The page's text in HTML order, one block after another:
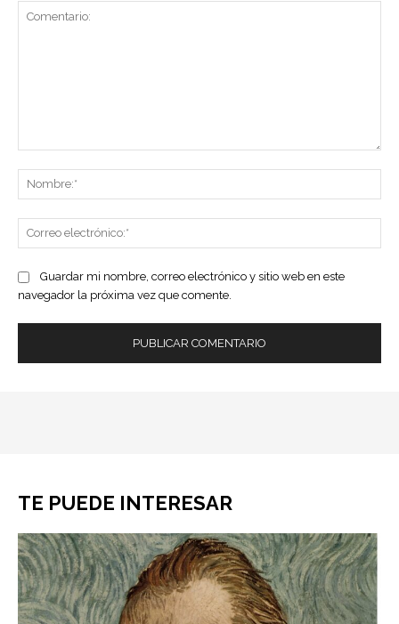
Guardar mi nombre, correo electrónico y sitio web en este
navegador la próxima vez que comente.
TE PUEDE INTERESAR